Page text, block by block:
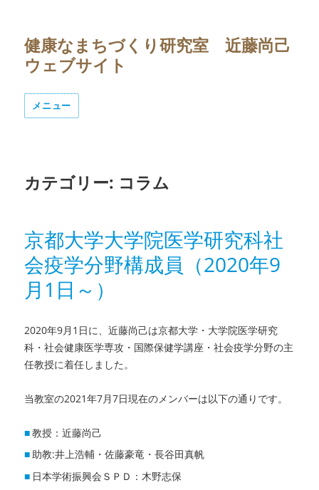
健康なまちづくり研究室 近藤尚己
ウェブサイト
メニュー
カテゴリー: コラム
京都大学大学院医学研究科社
会疫学分野構成員（2020年9
月1日～）
2020年9月1日に、近藤尚己は京都大学・大学院医学研究
科・社会健康医学専攻・国際保健学講座・社会疫学分野の主
任教授に着任しました。
当教室の2021年7月7日現在のメンバーは以下の通りです。
教授：近藤尚己
助教:井上浩輔・佐藤豪竜・長谷田真帆
日本学術振興会ＳＰＤ：木野志保